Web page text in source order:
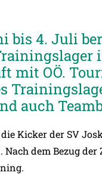
bis 4. Juli
mit OÖ.
auch
Kicker der SV
dem Bezug